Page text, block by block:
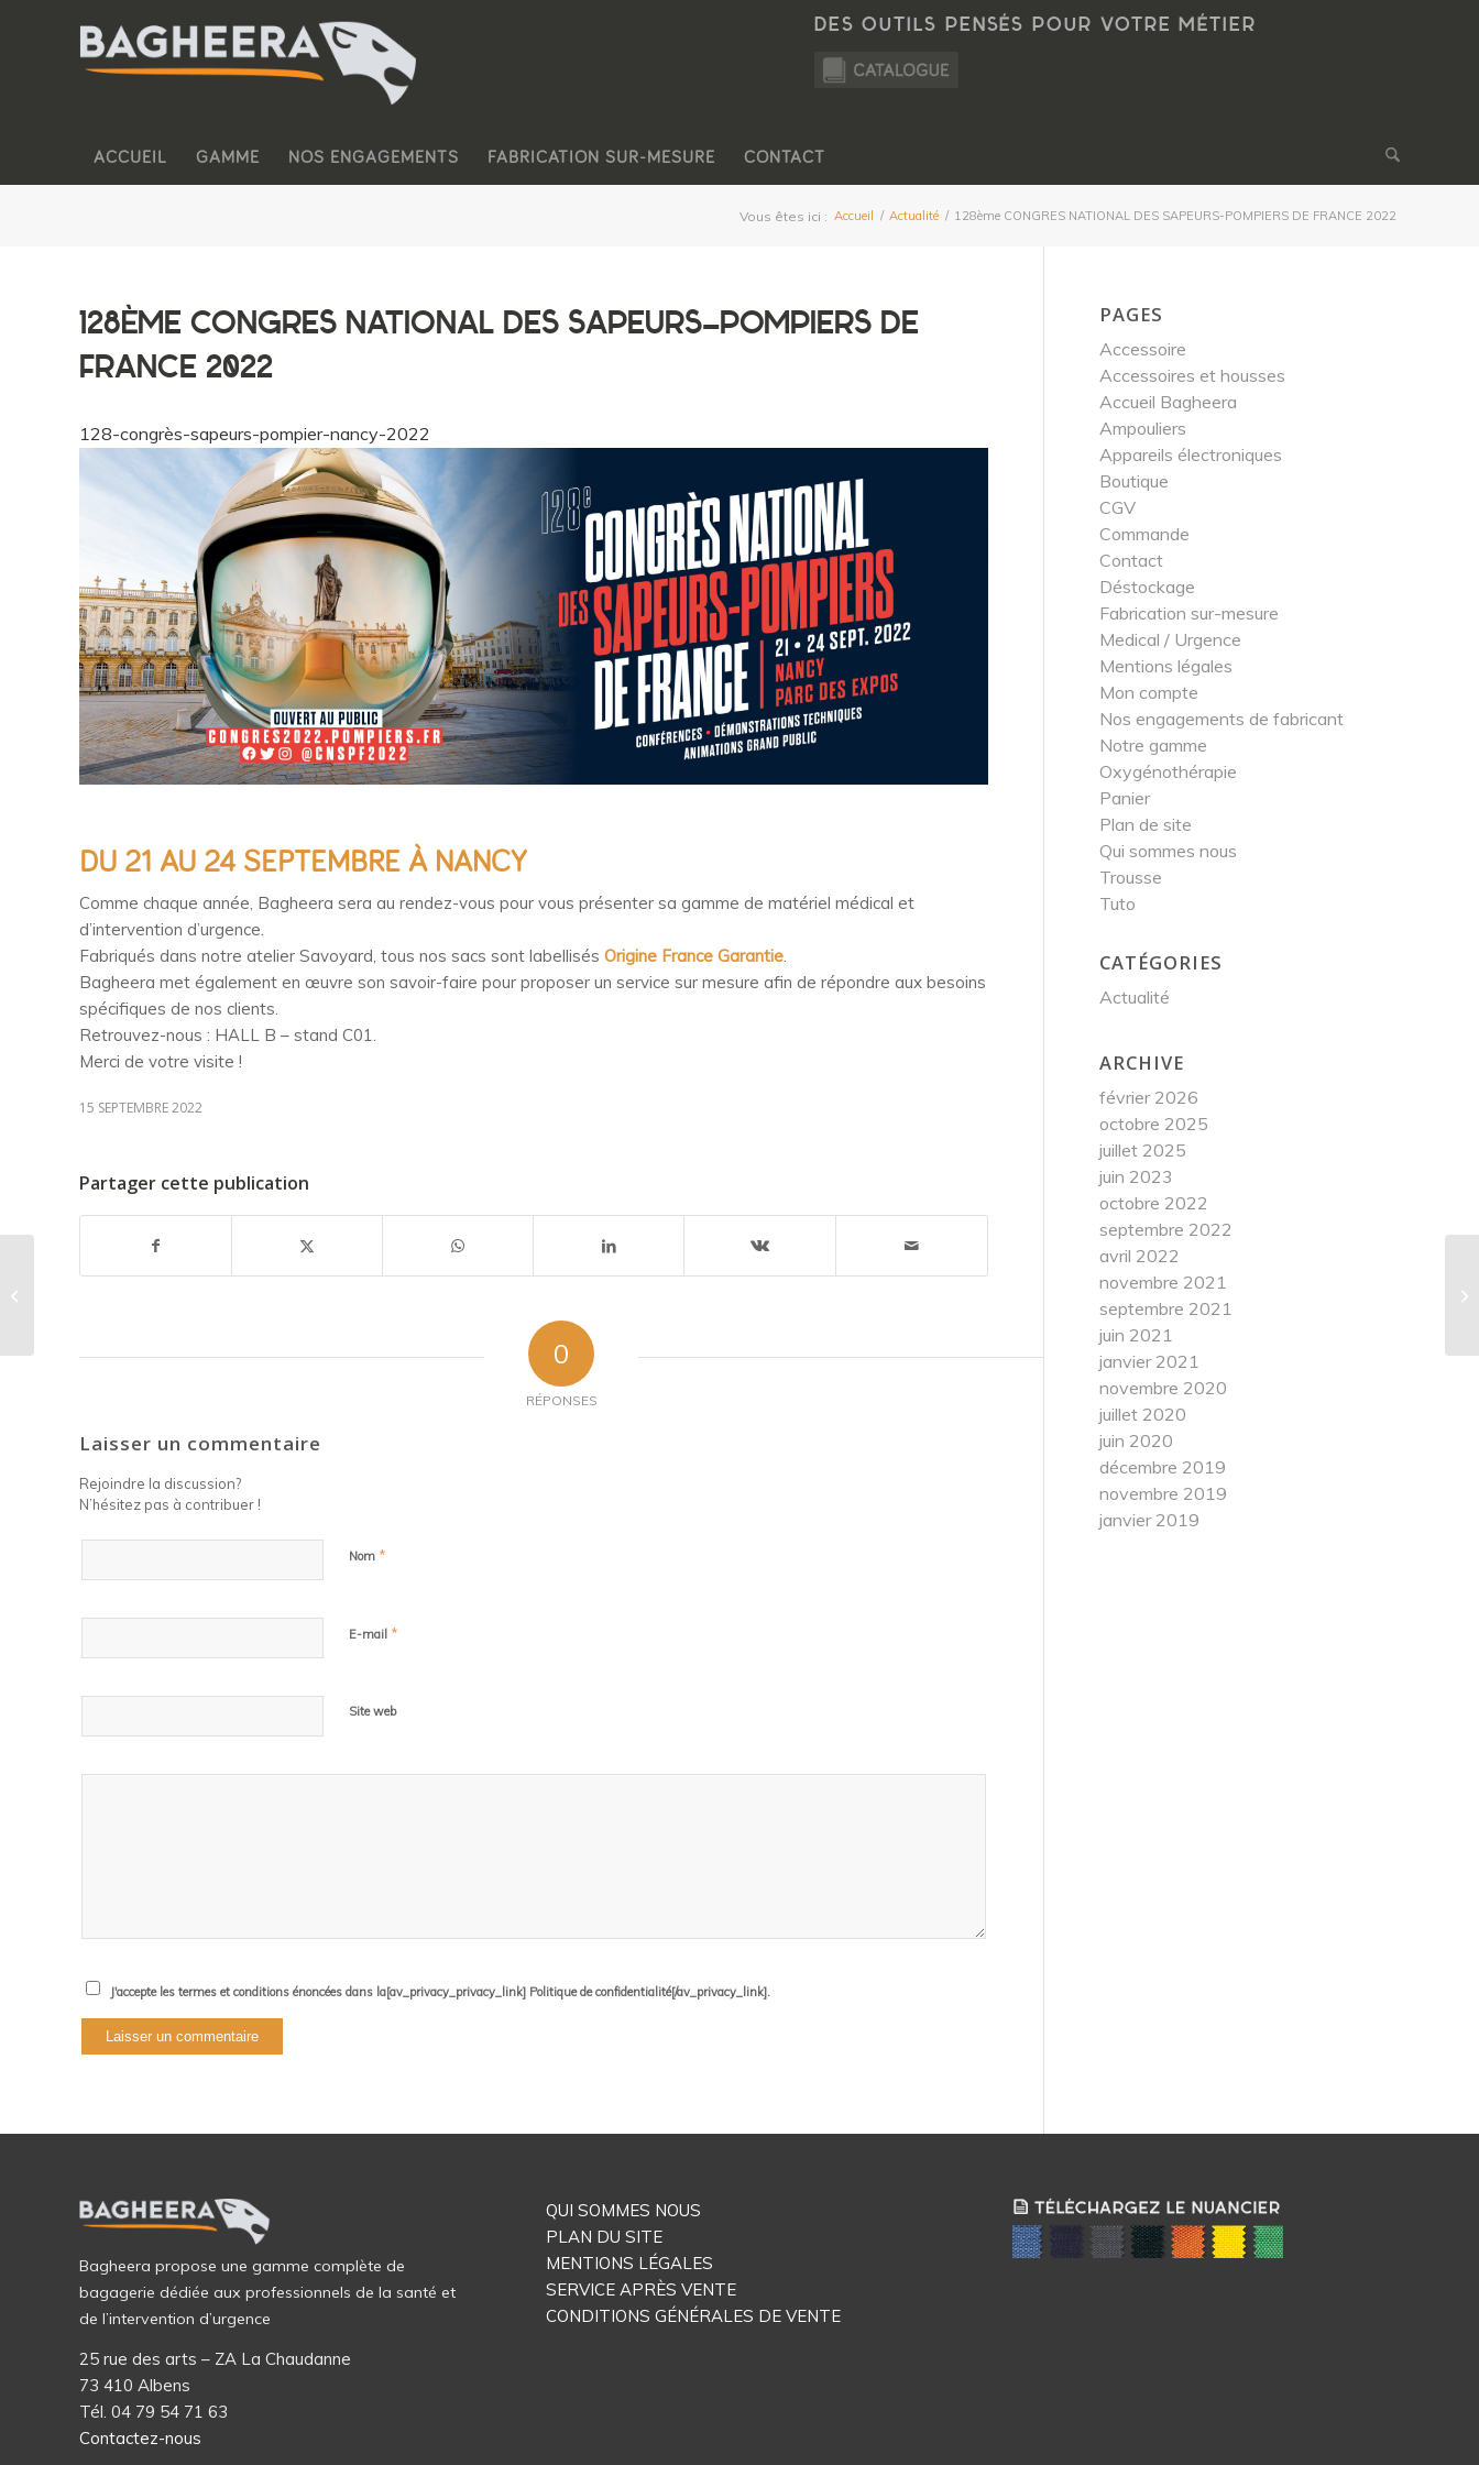
DES OUTILS PENSÉS POUR VOTRE MÉTIER
ACCUEIL GAMME NOS ENGAGEMENTS FABRICATION SUR-MESURE CONTACT
Vous êtes ici : Accueil / Actualité / 128ème CONGRES NATIONAL DES SAPEURS-POMPIERS DE FRANCE 2022
128ÈME CONGRES NATIONAL DES SAPEURS-POMPIERS DE
FRANCE 2022
128-congrès-sapeurs-pompier-nancy-2022
DU 21 AU 24 SEPTEMBRE À NANCY
Comme chaque année, Bagheera sera au rendez-vous pour vous présenter sa gamme de matériel médical et
d’intervention d’urgence.
Fabriqués dans notre atelier Savoyard, tous nos sacs sont labellisés Origine France Garantie
Bagheera met également en œuvre son savoir-faire pour proposer un service sur mesure afin de répondre aux besoins
spécifiques de nos clients.
Retrouvez-nous : HALL B – stand C01.
Merci de votre visite !
15 SEPTEMBRE 2022
Partager cette publication
0
RÉPONSES
Laisser un commentaire
Rejoindre la discussion?
N’hésitez pas à contribuer !
Nom *
E-mail *
Site web
J'accepte les termes et conditions énoncées dans la[av_privacy_privacy_link] Politique de confidentialité[/av_privacy_link].
PAGES
Accessoire
Accessoires et housses
Accueil Bagheera
Ampouliers
Appareils électroniques
Boutique
CGV
Commande
Contact
Déstockage
Fabrication sur-mesure
Medical / Urgence
Mentions légales
Mon compte
Nos engagements de fabricant
Notre gamme
Oxygénothérapie
Panier
Plan de site
Qui sommes nous
Trousse
Tuto
CATÉGORIES
Actualité
ARCHIVE
février 2026
octobre 2025
juillet 2025
juin 2023
octobre 2022
septembre 2022
avril 2022
novembre 2021
septembre 2021
juin 2021
janvier 2021
novembre 2020
juillet 2020
juin 2020
décembre 2019
novembre 2019
janvier 2019
Bagheera propose une gamme complète de
bagagerie dédiée aux professionnels de la santé et
de l’intervention d’urgence
25 rue des arts – ZA La Chaudanne
73 410 Albens
Tél. 04 79 54 71 63
Contactez-nous
QUI SOMMES NOUS
PLAN DU SITE
MENTIONS LÉGALES
SERVICE APRÈS VENTE
CONDITIONS GÉNÉRALES DE VENTE